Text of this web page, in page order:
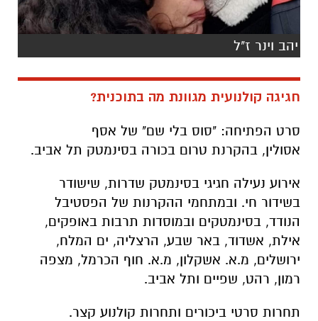
יהב וינר ז"ל
חגיגה קולנועית מגוונת מה בתוכנית?
סרט הפתיחה: "סוס בלי שם" של אסף
אסולין, בהקרנת טרום בכורה בסינמטק תל אביב.
אירוע נעילה חגיגי בסינמטק שדרות, שישודר
בשידור חי. ובמתחמי ההקרנות של הפסטיבל
הנודד, בסינמטקים ובמוסדות תרבות באופקים,
אילת, אשדוד, באר שבע, הרצליה, ים המלח,
ירושלים, מ.א. אשקלון, מ.א. חוף הכרמל, מצפה
רמון, רהט, שפיים ותל אביב.
תחרות סרטי ביכורים ותחרות קולנוע קצר.